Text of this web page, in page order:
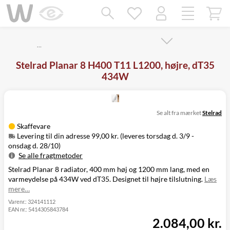
…
Stelrad Planar 8 H400 T11 L1200, højre, dT35
434W
Skaffevare
Levering til din adresse 99,00 kr. (leveres torsdag d. 3/9 -
onsdag d. 28/10)
Se alle fragtmetoder
Metode
Pris
Leveres
Levering til
din adresse
Torsdag d. 3/9 -
Click&Collect
i Svenstrup
Se alt fra mærketStelrad
Stelrad Planar 8 radiator, 400 mm høj og 1200 mm lang, med en
varmeydelse på 434W ved dT35. Designet til højre tilslutning. Læs
mere…
Varenr.: 324141112
EAN nr.: 5414305843784
2.084,00 kr.
Mangler chatten?
Ret samtykke!